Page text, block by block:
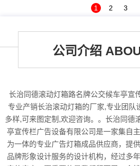
1 2 3
公司介绍
长治同德滚动灯箱路名牌公交候车亭宣
专业产销长治滚动灯箱的厂家,专业团队
多样,可来图定制,欢迎咨询。。长治同德
亭宣传栏广告设备有限公司是一家集自
为一体的专业广告灯箱成品供应商，提
品牌形象设计服务的设计机构，经过多